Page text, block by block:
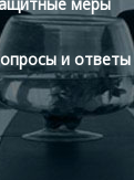
и ответы